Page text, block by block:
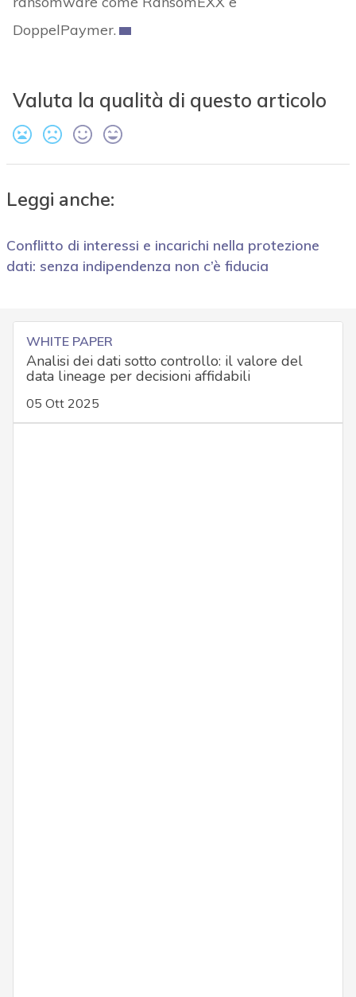
DoppelPaymer.
Valuta la qualità di questo articolo
Leggi anche:
Conflitto di interessi e incarichi nella protezione
dati: senza indipendenza non c’è fiducia
WHITE PAPER
Analisi dei dati sotto controllo: il valore del
data lineage per decisioni affidabili
05 Ott 2025